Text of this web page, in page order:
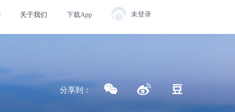
关于我们 下载App 未登录
分享到：